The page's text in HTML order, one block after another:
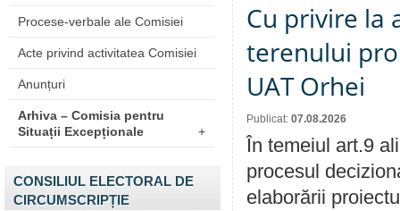
Procese-verbale ale Comisiei
Acte privind activitatea Comisiei
Anunțuri
Arhiva – Comisia pentru
Situații Excepționale
+
CONSILIUL ELECTORAL DE
CIRCUMSCRIPȚIE
Cu privire la
terenului
UAT Orhei
Publicat: 07.08.2026
În temeiul art.9
procesul
elaborării